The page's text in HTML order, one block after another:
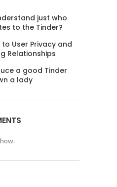
just who
to the Tinder?
User Privacy and
Relationships
a good Tinder
a lady